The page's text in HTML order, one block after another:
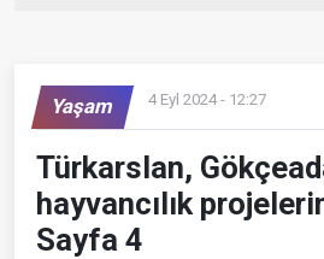
Yaşam 4 Eyl 2024 - 12:27
Türkarslan,
hayvancılık
Sayfa 4